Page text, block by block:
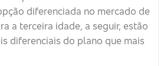
diferenciada no mercado de
a terceira idade, a seguir, estão
diferenciais do plano que mais